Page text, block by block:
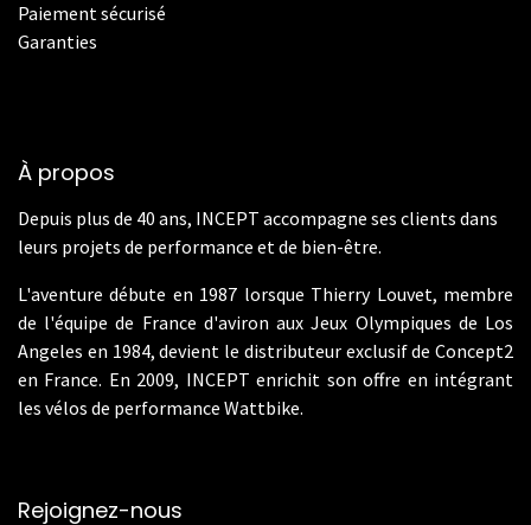
Paiement sécurisé
Garanties
À propos
Depuis plus de 40 ans, INCEPT accompagne ses clients dans
leurs projets de performance et de bien-être.
L'aventure débute en 1987 lorsque Thierry Louvet, membre
de l'équipe de France d'aviron aux Jeux Olympiques de Los
Angeles en 1984, devient le distributeur exclusif de Concept2
en France. En 2009, INCEPT enrichit son offre en intégrant
les vélos de performance Wattbike.
Rejoignez-nous